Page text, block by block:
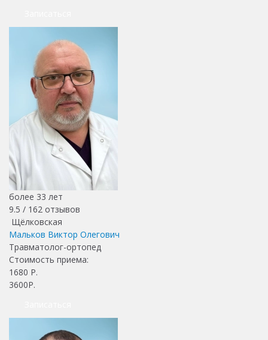
более 33 лет
9.5 / 162 отзывов
Щёлковская
Мальков Виктор Олегович
Травматолог-ортопед
Стоимость приема:
1680 Р.
3600Р.